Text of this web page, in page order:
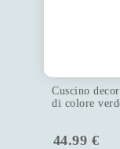
Cuscino
di colore
44.99 €